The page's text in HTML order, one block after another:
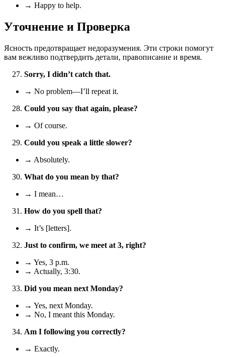
→ Happy to help.
Уточнение и Проверка
Ясность предотвращает недоразумения. Эти строки помогут
вам вежливо подтвердить детали, правописание и время.
Sorry, I didn’t catch that.
→ No problem—I’ll repeat it.
Could you say that again, please?
→ Of course.
Could you speak a little slower?
→ Absolutely.
What do you mean by that?
→ I mean…
How do you spell that?
→ It’s [letters].
Just to confirm, we meet at 3, right?
→ Yes, 3 p.m.
→ Actually, 3:30.
Did you mean next Monday?
→ Yes, next Monday.
→ No, I meant this Monday.
Am I following you correctly?
→ Exactly.